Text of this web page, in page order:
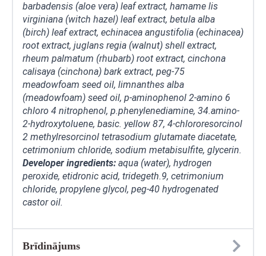
barbadensis (aloe vera) leaf extract, hamame lis
virginiana (witch hazel) leaf extract, betula alba
(birch) leaf extract, echinacea angustifolia (echinacea)
root extract, juglans regia (walnut) shell extract,
rheum palmatum (rhubarb) root extract, cinchona
calisaya (cinchona) bark extract, peg-75
meadowfoam seed oil, limnanthes alba
(meadowfoam) seed oil, p-aminophenol 2-amino 6
chloro 4 nitrophenol, p.phenylenediamine, 34.amino-
2-hydroxytoluene, basic. yellow 87, 4-chlororesorcinol
2 methylresorcinol tetrasodium glutamate diacetate,
cetrimonium chloride, sodium metabisulfite, glycerin.
Developer ingredients: aqua (water), hydrogen
peroxide, etidronic acid, tridegeth.9, cetrimonium
chloride, propylene glycol, peg-40 hydrogenated
castor oil.
Brīdinājums